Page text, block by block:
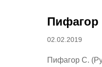
Пифагор
Posted
02.02.2019
Пифагор С.